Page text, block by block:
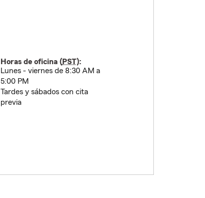
Horas de oficina (PST):
Lunes - viernes de 8:30 AM a
5:00 PM
Tardes y sábados con cita
previa